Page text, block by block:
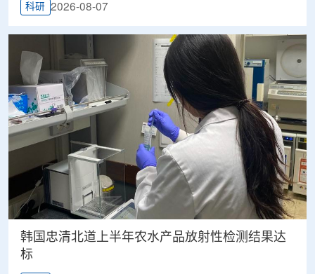
科研 2026-08-07
韩国忠清北道上半年农水产品放射性检测结果达
标